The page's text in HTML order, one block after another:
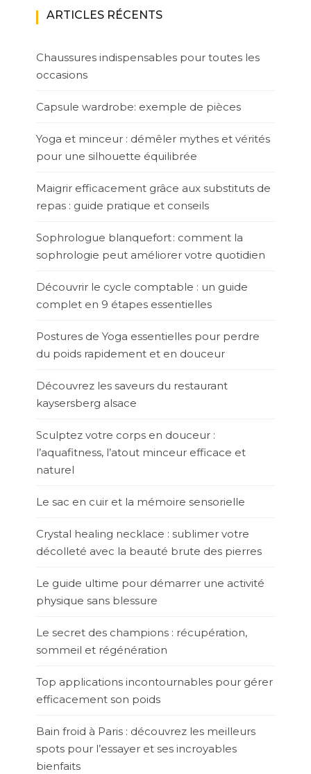
ARTICLES RÉCENTS
Chaussures indispensables pour toutes les
occasions
Capsule wardrobe: exemple de pièces
Yoga et minceur : démêler mythes et vérités
pour une silhouette équilibrée
Maigrir efficacement grâce aux substituts de
repas : guide pratique et conseils
Sophrologue blanquefort : comment la
sophrologie peut améliorer votre quotidien
Découvrir le cycle comptable : un guide
complet en 9 étapes essentielles
Postures de Yoga essentielles pour perdre
du poids rapidement et en douceur
Découvrez les saveurs du restaurant
kaysersberg alsace
Sculptez votre corps en douceur :
l’aquafitness, l’atout minceur efficace et
naturel
Le sac en cuir et la mémoire sensorielle
Crystal healing necklace : sublimer votre
décolleté avec la beauté brute des pierres
Le guide ultime pour démarrer une activité
physique sans blessure
Le secret des champions : récupération,
sommeil et régénération
Top applications incontournables pour gérer
efficacement son poids
Bain froid à Paris : découvrez les meilleurs
spots pour l’essayer et ses incroyables
bienfaits